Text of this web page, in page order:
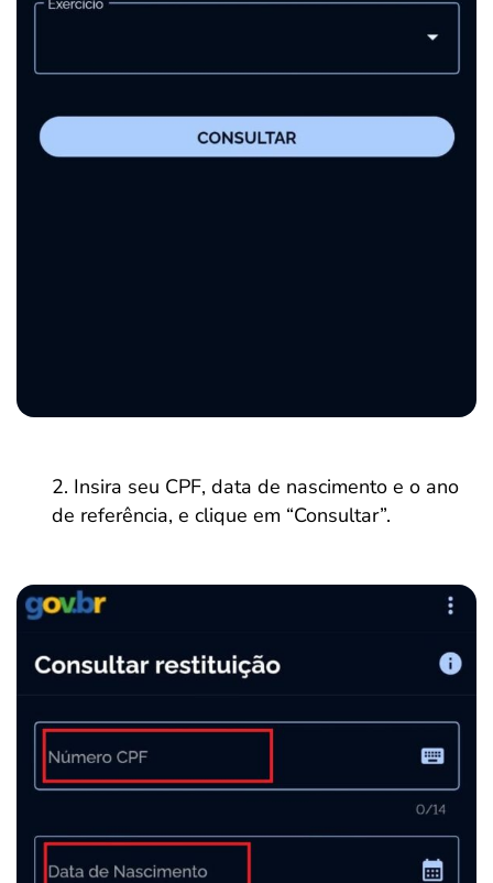
Insira seu CPF, data de nascimento e o ano
de referência, e clique em “Consultar”.